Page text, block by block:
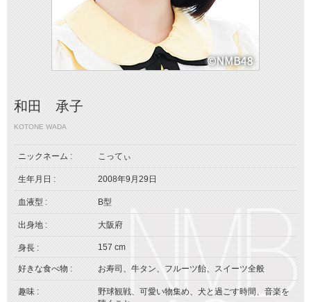
和田 承子
KOTONE WADA
ニックネーム : こってぃ
生年月日 : 2008年9月29日
血液型 : B型
出身地 : 大阪府
身長 : 157 cm
好きな食べ物 : お寿司、牛タン、フルーツ飴、スイーツ全般
趣味 :
野球観戦、可愛い物集め、犬と過ごす時間、音楽を